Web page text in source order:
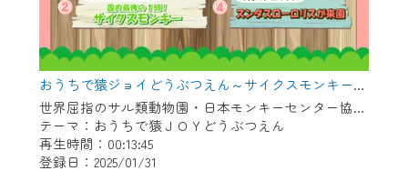
おうちで猿ジョイどうぶつえん～サイクスモンキー～（2024年12月16日初回放送）
世界屈指のサル類動物園・日本モンキーセンター協力の親子で学べる動物番組。
テーマ：おうちで猿ＪＯＹどうぶつえん
再生時間：00:13:45
登録日：2025/01/31